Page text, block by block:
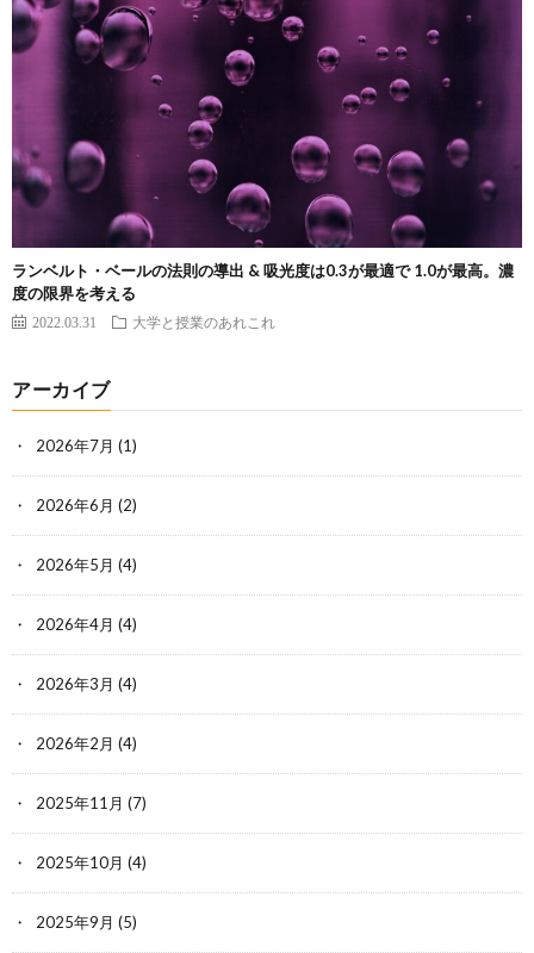
ランベルト・ベールの法則の導出 & 吸光度は0.3が最適で 1.0が最高。濃
度の限界を考える
2022.03.31 大学と授業のあれこれ
アーカイブ
2026年7月 (1)
2026年6月 (2)
2026年5月 (4)
2026年4月 (4)
2026年3月 (4)
2026年2月 (4)
2025年11月 (7)
2025年10月 (4)
2025年9月 (5)